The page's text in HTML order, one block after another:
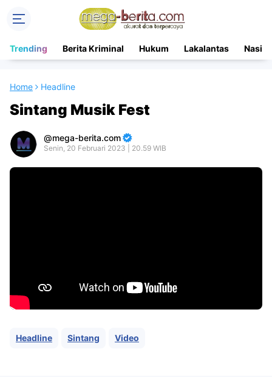
Trending Berita Kriminal Hukum Lakalantas
Home Headline
Sintang Musik Fest
mega-berita.com
Senin, 20 Februari 2023 | 20.59 WIB
Headline Sintang Video